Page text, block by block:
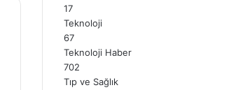
17
Teknoloji
67
Teknoloji Haber
702
Tıp ve Sağlık